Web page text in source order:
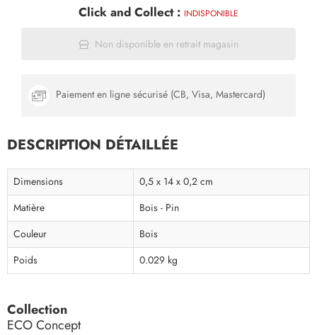
Click and Collect : INDISPONIBLE
Non disponible en retrait magasin
Paiement en ligne sécurisé (CB, Visa, Mastercard)
DESCRIPTION DÉTAILLÉE
Dimensions
0,5 x 14 x 0,2 cm
Matière
Bois - Pin
Couleur
Bois
Poids
0.029 kg
Collection
ECO Concept